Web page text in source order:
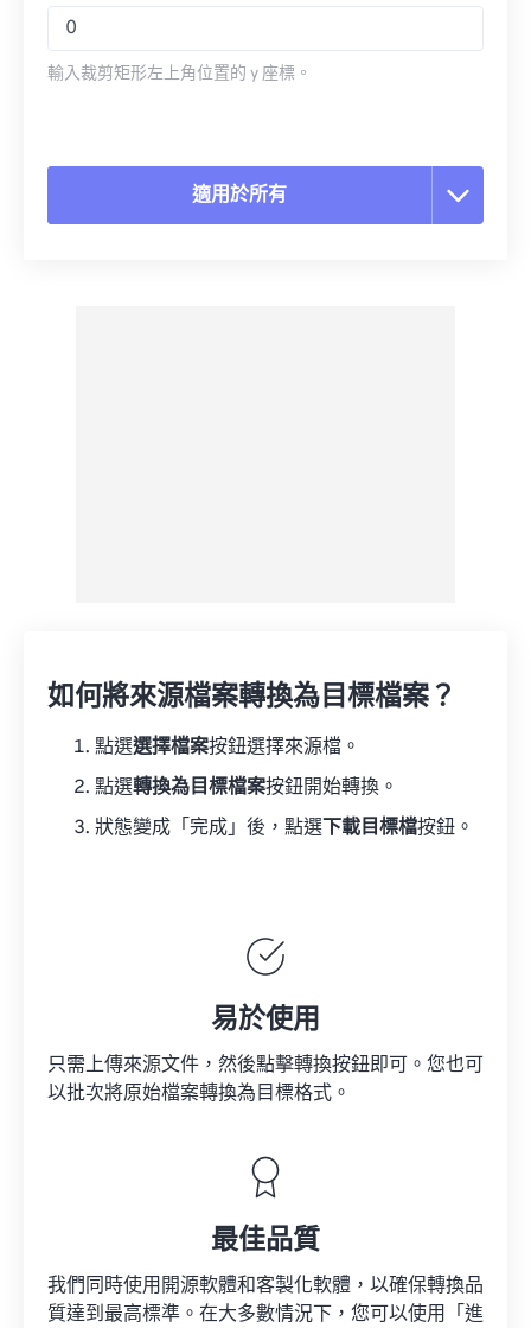
輸入裁剪矩形左上角位置的 y 座標。
適用於所有
如何將來源檔案轉換為目標檔案？
點選選擇檔案按鈕選擇來源檔。
點選轉換為目標檔案按鈕開始轉換。
狀態變成「完成」後，點選 下載目標檔按鈕。
易於使用
只需上傳來源文件，然後點擊轉換按鈕即可。您也可
以批次將原始檔案轉換為目標格式。
最佳品質
我們同時使用開源軟體和客製化軟體，以確保轉換品
質達到最高標準。在大多數情況下，您可以使用「進